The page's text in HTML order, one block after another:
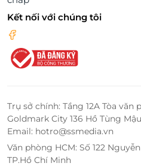
Kết nối với chúng tôi
Trụ sở chính: Tầng 12A Tòa văn
Goldmark City 136 Hồ Tùng
Email: hotro@ssmedia.vn
Văn phòng HCM: Số 122
TP.Hồ Chí Minh